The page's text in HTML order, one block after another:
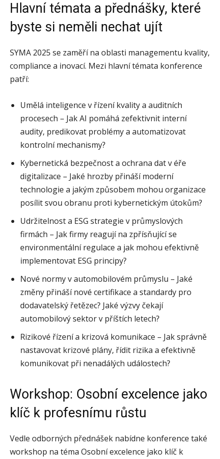
Hlavní témata a přednášky, které
byste si neměli nechat ujít
SYMA 2025 se zaměří na oblasti managementu kvality,
compliance a inovací. Mezi hlavní témata konference
patří:
Umělá inteligence v řízení kvality a auditních
procesech – Jak AI pomáhá zefektivnit interní
audity, predikovat problémy a automatizovat
kontrolní mechanismy?
Kybernetická bezpečnost a ochrana dat v éře
digitalizace – Jaké hrozby přináší moderní
technologie a jakým způsobem mohou organizace
posílit svou obranu proti kybernetickým útokům?
Udržitelnost a ESG strategie v průmyslových
firmách – Jak firmy reagují na zpřísňující se
environmentální regulace a jak mohou efektivně
implementovat ESG principy?
Nové normy v automobilovém průmyslu – Jaké
změny přináší nové certifikace a standardy pro
dodavatelský řetězec? Jaké výzvy čekají
automobilový sektor v příštích letech?
Rizikové řízení a krizová komunikace – Jak správně
nastavovat krizové plány, řídit rizika a efektivně
komunikovat při nenadálých událostech?
Workshop: Osobní excelence jako
klíč k profesnímu růstu
Vedle odborných přednášek nabídne konference také
workshop na téma Osobní excelence jako klíč k